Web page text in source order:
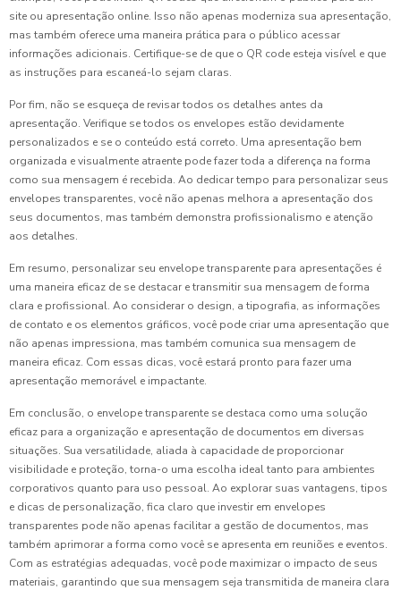
site ou apresentação online. Isso não apenas moderniza sua apresentação,
mas também oferece uma maneira prática para o público acessar
informações adicionais. Certifique-se de que o QR code esteja visível e que
as instruções para escaneá-lo sejam claras.
Por fim, não se esqueça de revisar todos os detalhes antes da
apresentação. Verifique se todos os envelopes estão devidamente
personalizados e se o conteúdo está correto. Uma apresentação bem
organizada e visualmente atraente pode fazer toda a diferença na forma
como sua mensagem é recebida. Ao dedicar tempo para personalizar seus
envelopes transparentes, você não apenas melhora a apresentação dos
seus documentos, mas também demonstra profissionalismo e atenção
aos detalhes.
Em resumo, personalizar seu envelope transparente para apresentações é
uma maneira eficaz de se destacar e transmitir sua mensagem de forma
clara e profissional. Ao considerar o design, a tipografia, as informações
de contato e os elementos gráficos, você pode criar uma apresentação que
não apenas impressiona, mas também comunica sua mensagem de
maneira eficaz. Com essas dicas, você estará pronto para fazer uma
apresentação memorável e impactante.
Em conclusão, o envelope transparente se destaca como uma solução
eficaz para a organização e apresentação de documentos em diversas
situações. Sua versatilidade, aliada à capacidade de proporcionar
visibilidade e proteção, torna-o uma escolha ideal tanto para ambientes
corporativos quanto para uso pessoal. Ao explorar suas vantagens, tipos
e dicas de personalização, fica claro que investir em envelopes
transparentes pode não apenas facilitar a gestão de documentos, mas
também aprimorar a forma como você se apresenta em reuniões e eventos.
Com as estratégias adequadas, você pode maximizar o impacto de seus
materiais, garantindo que sua mensagem seja transmitida de maneira clara